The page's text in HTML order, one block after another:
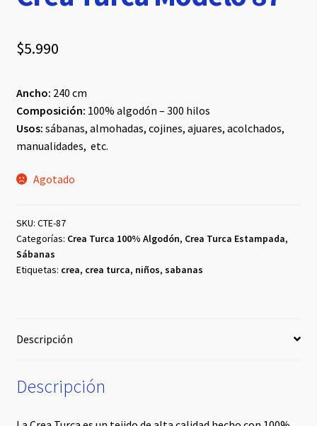
$5.990
Ancho: 240 cm
Composición: 100% algodón – 300 hilos
Usos: sábanas, almohadas, cojines, ajuares, acolchados,
manualidades, etc.
Agotado
SKU: CTE-87
Categorías: Crea Turca 100% Algodón, Crea Turca Estampada,
Sábanas
Etiquetas: crea, crea turca, niños, sabanas
Descripción
Descripción